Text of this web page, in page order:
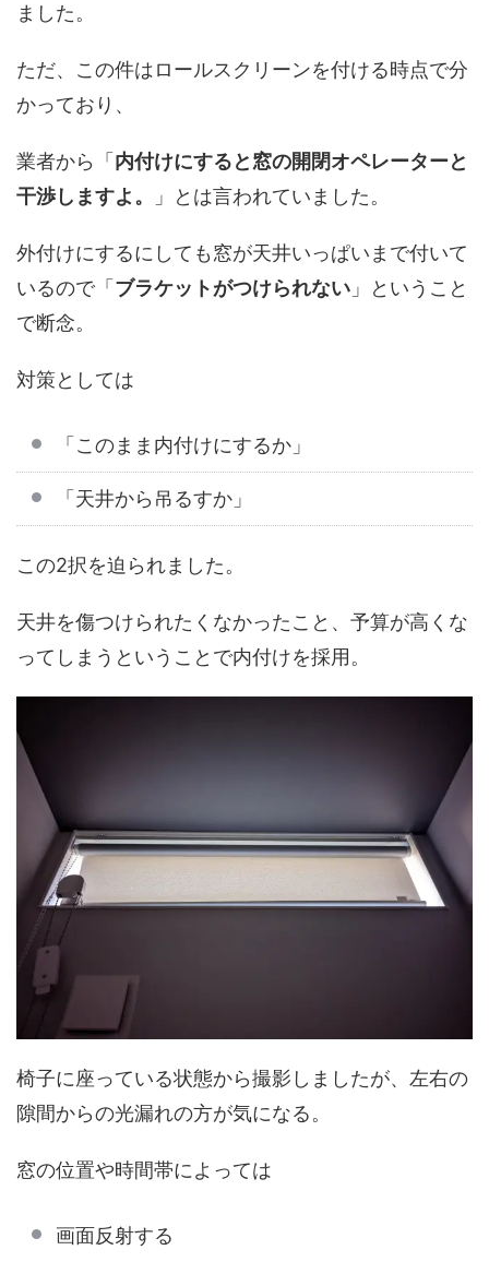
ました。
ただ、この件はロールスクリーンを付ける時点で分
かっており、
業者から「 内付けにすると窓の開閉オペレーターと
干渉しますよ。
」とは言われていました。
外付けにするにしても窓が天井いっぱいまで付いて
いるので「 ブラケットがつけられない 」ということ
で断念。
対策としては
「このまま内付けにするか」
「天井から吊るすか」
この2択を迫られました。
天井を傷つけられたくなかったこと、予算が高くな
ってしまうということで内付けを採用。
椅子に座っている状態から撮影しましたが、左右の
隙間からの光漏れの方が気になる。
窓の位置や時間帯によっては
画面反射する